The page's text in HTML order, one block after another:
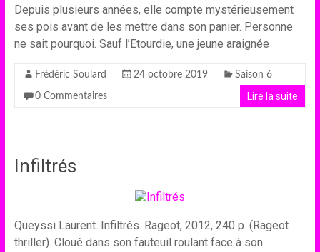
Depuis plusieurs années, elle compte mystérieusement
ses pois avant de les mettre dans son panier. Personne
ne sait pourquoi. Sauf l’Etourdie, une jeune araignée
Frédéric Soulard 24 octobre 2019 Saison 6
0 Commentaires Lire la suite
Infiltrés
Queyssi Laurent. Infiltrés. Rageot, 2012, 240 p. (Rageot
thriller). Cloué dans son fauteuil roulant face à son